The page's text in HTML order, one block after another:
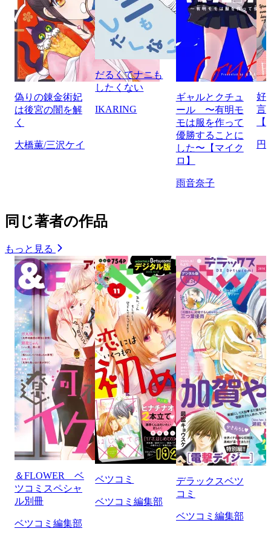
偽りの錬金術妃
は後宮の闇を解
く
大橋薫/三沢ケイ
だるくてナニも
したくない
IKARING
ギャルとクチュ
ール 〜有明モ
モは服を作って
優勝することに
した〜【マイク
ロ】
雨音奈子
好
言
円
同じ著者の作品
もっと見る
＆FLOWER ベ
ツコミスペシャ
ル別冊
ベツコミ編集部
ベツコミ
ベツコミ編集部
デラックスベツ
コミ
ベツコミ編集部